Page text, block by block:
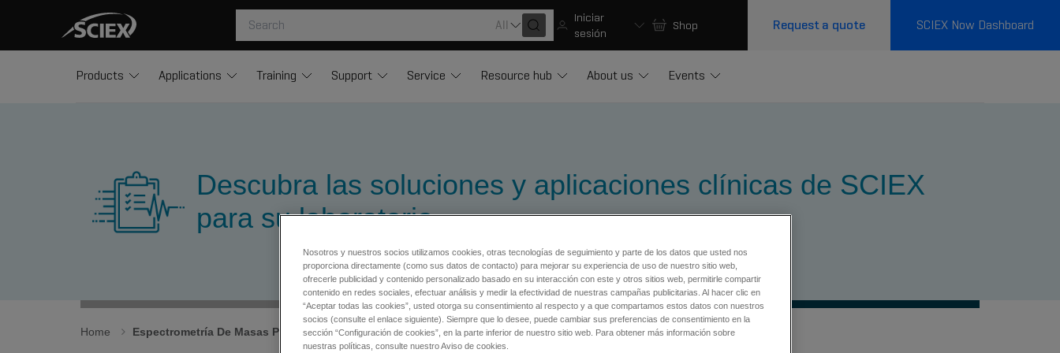
All
Iniciar
sesión
Shop Request a quote SCIEX Now Dashboard
Products Applications Training Support Service Resource hub About us Events
Descubra las soluciones y aplicaciones clínicas de SCIEX
para su laboratorio
Home Espectrometría De Masas Para Diagnóstico Clínico
Nosotros y nuestros socios utilizamos cookies, otras tecnologías de seguimiento y parte de los datos que usted nos
proporciona directamente (como sus datos de contacto) para mejorar su experiencia de uso de nuestro sitio web,
ofrecerle publicidad y contenido personalizado basado en su interacción con este y otros sitios web, permitirle compartir
contenido en redes sociales, efectuar análisis y medir la efectividad de nuestras campañas publicitarias. Al hacer clic en
“Aceptar todas las cookies”, usted otorga su consentimiento al respecto y a que compartamos estos datos con nuestros
socios (consulte el enlace siguiente). Siempre que lo desee, puede cambiar sus preferencias de consentimiento en la
sección “Configuración de cookies”, en la parte inferior de nuestro sitio web. Para obtener más información sobre
nuestras políticas, consulte nuestro Aviso de cookies.